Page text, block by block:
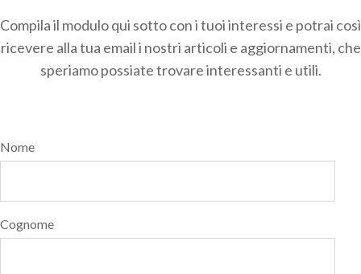
Compila il modulo qui sotto con i tuoi interessi e potrai così
ricevere alla tua email i nostri articoli e aggiornamenti, che
speriamo possiate trovare interessanti e utili.
Nome
Cognome